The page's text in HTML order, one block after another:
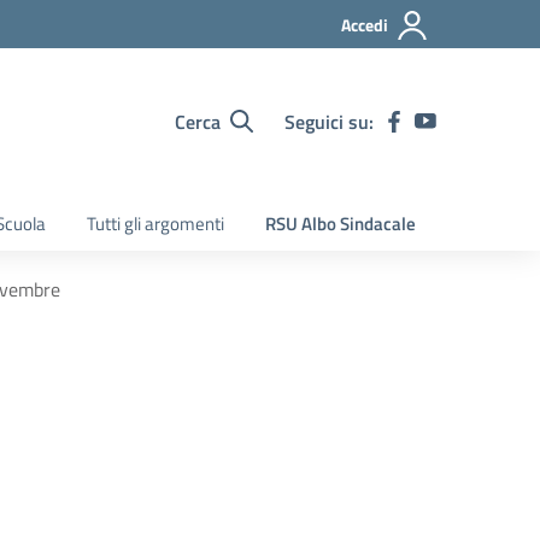
Accedi
Cerca Seguici su:
Tutti gli argomenti RSU Albo Sindacale